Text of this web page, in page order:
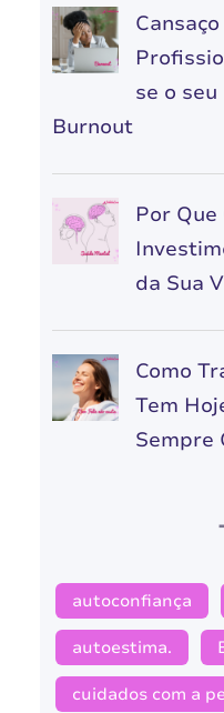
se o
Burnout
Por
da Sua
Como
Tem
Sempre
autoconfiança
autoestima.
cuidados com a